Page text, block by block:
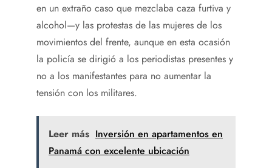
en un extraño caso que mezclaba caza furtiva y
alcohol—y las protestas de las mujeres de los
movimientos del frente, aunque en esta ocasión
la policía se dirigió a los periodistas presentes y
no a los manifestantes para no aumentar la
tensión con los militares.
Leer más Inversión en apartamentos en
Panamá con excelente ubicación